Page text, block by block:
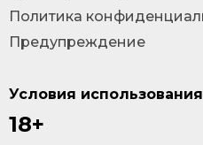
Условия
18+
Политика
Предупреждение